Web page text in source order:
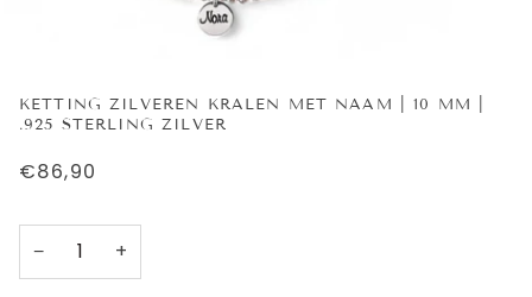
KETTING ZILVEREN KRALEN MET NAAM | 10 MM |
.925 STERLING ZILVER
€86,90
− +